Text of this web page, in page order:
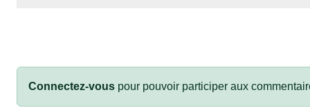
Connectez-vous pour pouvoir participer aux